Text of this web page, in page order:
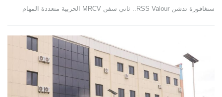
سنغافورة تدشن RSS Valour.. ثاني سفن MRCV الحربية متعددة المهام